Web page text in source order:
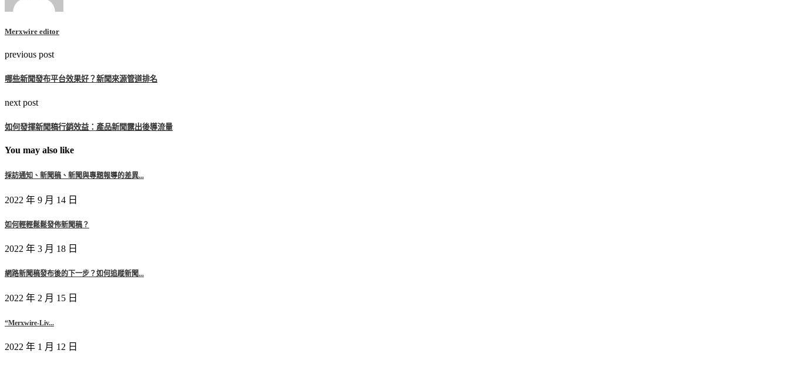
Merxwire editor
previous post
哪些新聞發布平台效果好？新聞來源管道排名
next post
如何發揮新聞稿行銷效益：產品新聞露出後導流量
You may also like
採訪通知、新聞稿、新聞與專題報導的差異...
2022 年 9 月 14 日
如何輕輕鬆鬆發佈新聞稿？
2022 年 3 月 18 日
網路新聞稿發布後的下一步？如何追蹤新聞...
2022 年 2 月 15 日
“Merxwire-Liv...
2022 年 1 月 12 日